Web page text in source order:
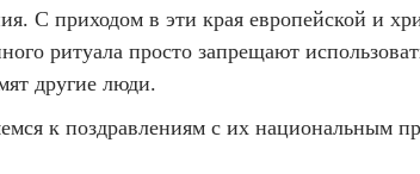
С приходом в эти края европейской и
ритуала просто запрещают
другие люди.
к поздравлениям с их национальным